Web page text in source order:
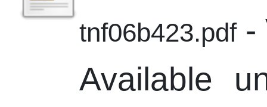
tnf06b423.pdf-
Available